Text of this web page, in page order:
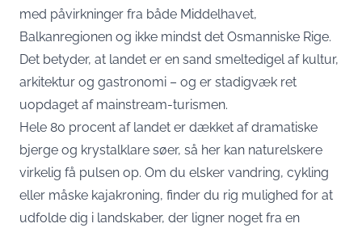
med påvirkninger fra både Middelhavet,
Balkanregionen og ikke mindst det Osmanniske Rige.
Det betyder, at landet er en sand smeltedigel af kultur,
arkitektur og gastronomi – og er stadigvæk ret
uopdaget af mainstream-turismen.
Hele 80 procent af landet er dækket af dramatiske
bjerge og krystalklare søer, så her kan naturelskere
virkelig få pulsen op. Om du elsker vandring, cykling
eller måske kajakroning, finder du rig mulighed for at
udfolde dig i landskaber, der ligner noget fra en